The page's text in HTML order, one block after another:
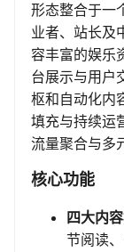
形态整合于一
业者、站长及
容丰富的娱乐
台展示与用户
枢和自动化内
填充与持续运
流量聚合与多
核心功能
四大内
节阅读